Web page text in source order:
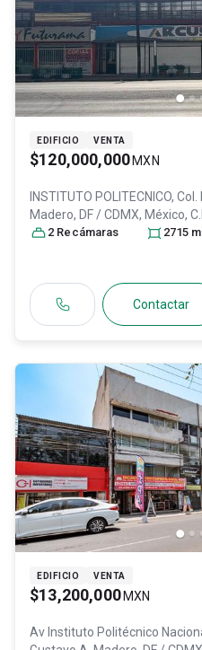
EDIFICIO VENTA
$120,000,000 MXN
INSTITUTO POLITECNICO,
Madero, DF / CDMX, México,
2 Recámaras 2715 m
Contactar
EDIFICIO VENTA
$13,200,000 MXN
Av Instituto Politécnico